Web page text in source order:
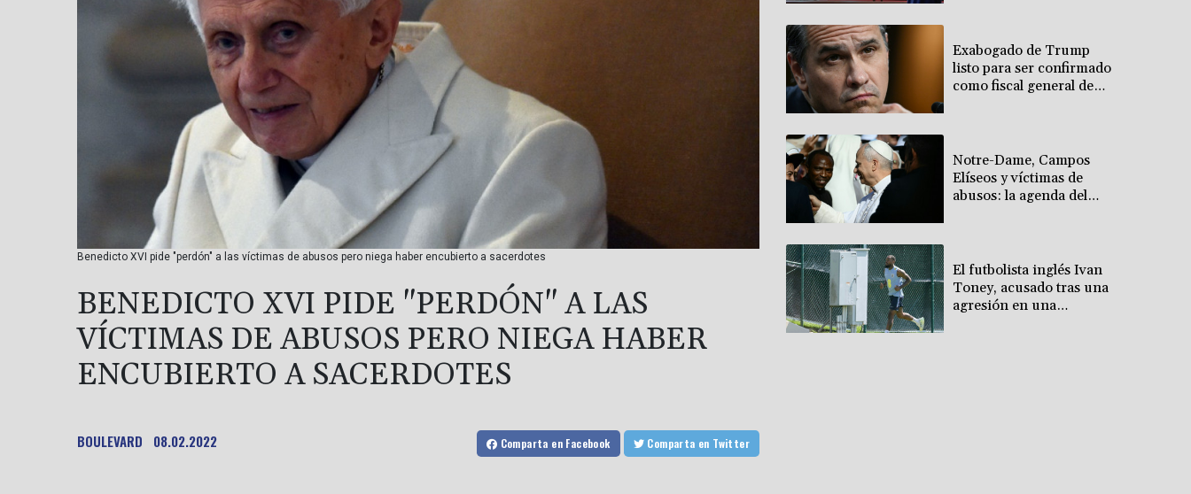
Benedicto XVI pide "perdón" a las víctimas de abusos pero niega haber encubierto a sacerdotes
BENEDICTO XVI PIDE "PERDÓN" A LAS
VÍCTIMAS DE ABUSOS PERO NIEGA HABER
ENCUBIERTO A SACERDOTES
BOULEVARD 08.02.2022 Comparta en Facebook Comparta en Twitter
Exabogado de Trump
listo para ser confirmado
como fiscal general de
Notre-Dame, Campos
Elíseos y víctimas de
abusos: la agenda del
El futbolista inglés Ivan
Toney, acusado tras una
agresión en una